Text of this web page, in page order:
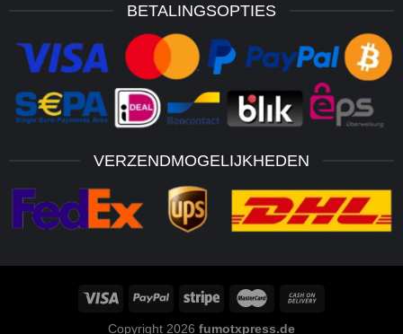
BETALINGSOPTIES
VERZENDMOGELIJKHEDEN
Copyright 2026 fumotxpress.de